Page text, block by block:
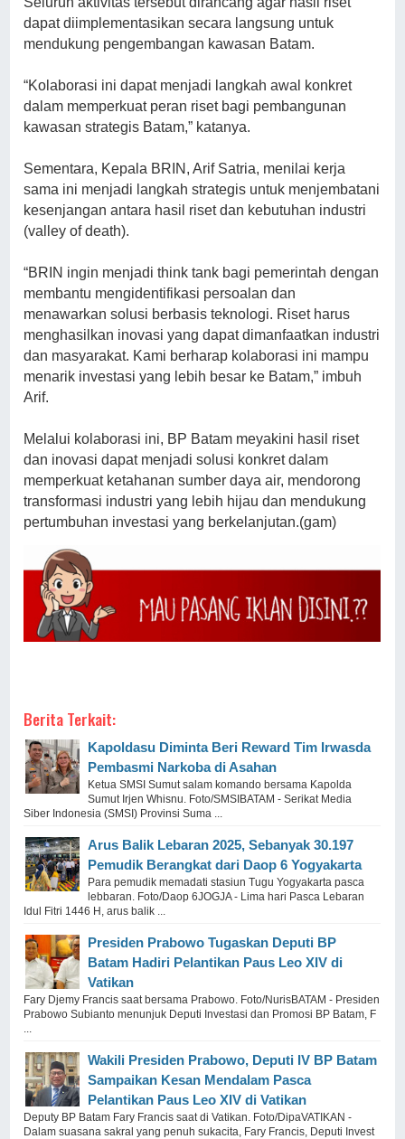
dapat diimplementasikan secara langsung untuk
mendukung pengembangan kawasan Batam.
“Kolaborasi ini dapat menjadi langkah awal konkret
dalam memperkuat peran riset bagi pembangunan
kawasan strategis Batam,” katanya.
Sementara, Kepala BRIN, Arif Satria, menilai kerja
sama ini menjadi langkah strategis untuk menjembatani
kesenjangan antara hasil riset dan kebutuhan industri
(valley of death).
“BRIN ingin menjadi think tank bagi pemerintah dengan
membantu mengidentifikasi persoalan dan
menawarkan solusi berbasis teknologi. Riset harus
menghasilkan inovasi yang dapat dimanfaatkan industri
dan masyarakat. Kami berharap kolaborasi ini mampu
menarik investasi yang lebih besar ke Batam,” imbuh
Arif.
Melalui kolaborasi ini, BP Batam meyakini hasil riset
dan inovasi dapat menjadi solusi konkret dalam
memperkuat ketahanan sumber daya air, mendorong
transformasi industri yang lebih hijau dan mendukung
pertumbuhan investasi yang berkelanjutan.(gam)
Berita Terkait:
Kapoldasu Diminta Beri Reward Tim Irwasda
Pembasmi Narkoba di Asahan
Ketua SMSI Sumut salam komando bersama Kapolda
Sumut Irjen Whisnu. Foto/SMSIBATAM - Serikat Media
Siber Indonesia (SMSI) Provinsi Suma ...
Arus Balik Lebaran 2025, Sebanyak 30.197
Pemudik Berangkat dari Daop 6 Yogyakarta
Para pemudik memadati stasiun Tugu Yogyakarta pasca
lebbaran. Foto/Daop 6JOGJA - Lima hari Pasca Lebaran
Idul Fitri 1446 H, arus balik ...
Presiden Prabowo Tugaskan Deputi BP
Batam Hadiri Pelantikan Paus Leo XIV di
Vatikan
Fary Djemy Francis saat bersama Prabowo. Foto/NurisBATAM - Presiden
Prabowo Subianto menunjuk Deputi Investasi dan Promosi BP Batam, F
Wakili Presiden Prabowo, Deputi IV BP Batam
Sampaikan Kesan Mendalam Pasca
Pelantikan Paus Leo XIV di Vatikan
Deputy BP Batam Fary Francis saat di Vatikan. Foto/DipaVATIKAN -
Dalam suasana sakral yang penuh sukacita, Fary Francis, Deputi Invest